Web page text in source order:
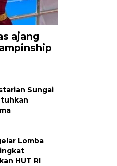
ajang
Sungai
Lomba
HUT RI